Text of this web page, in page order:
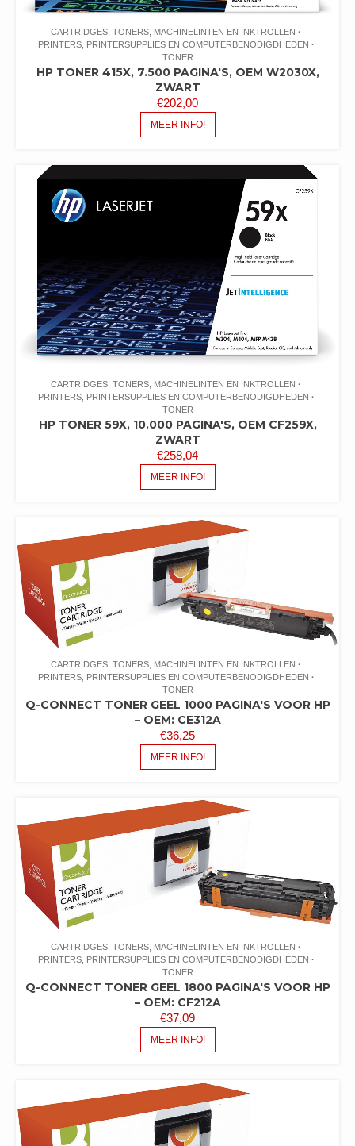
CARTRIDGES, TONERS, MACHINELINTEN EN INKTROLLEN
PRINTERS, PRINTERSUPPLIES EN COMPUTERBENODIGDHEDEN
TONER
HP TONER 415X, 7.500 PAGINA'S, OEM W2030X,
ZWART
€202,00
MEER INFO!
CARTRIDGES, TONERS, MACHINELINTEN EN INKTROLLEN
PRINTERS, PRINTERSUPPLIES EN COMPUTERBENODIGDHEDEN
TONER
HP TONER 59X, 10.000 PAGINA'S, OEM CF259X,
ZWART
€258,04
MEER INFO!
CARTRIDGES, TONERS, MACHINELINTEN EN INKTROLLEN
PRINTERS, PRINTERSUPPLIES EN COMPUTERBENODIGDHEDEN
TONER
Q-CONNECT TONER GEEL 1000 PAGINA'S VOOR HP
– OEM: CE312A
€36,25
MEER INFO!
CARTRIDGES, TONERS, MACHINELINTEN EN INKTROLLEN
PRINTERS, PRINTERSUPPLIES EN COMPUTERBENODIGDHEDEN
TONER
Q-CONNECT TONER GEEL 1800 PAGINA'S VOOR HP
– OEM: CF212A
€37,09
MEER INFO!